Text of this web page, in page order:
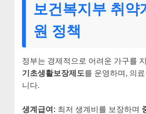
보건복지부 취약
원 정책
정부는 경제적으로 어려운 가구를
기초생활보장제도를 운영하며, 의
니다.
생계급여: 최저 생계비를 보장하며